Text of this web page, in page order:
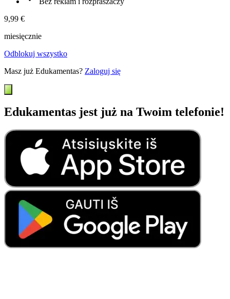
9,99 €
miesięcznie
Odblokuj wszystko
Masz już Edukamentas? Zaloguj się
Edukamentas jest już na Twoim telefonie!